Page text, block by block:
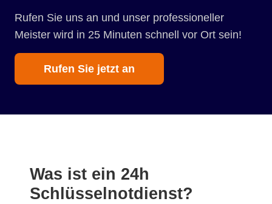
Rufen Sie uns an und unser professioneller
Meister wird in 25 Minuten schnell vor Ort sein!
Rufen Sie jetzt an
Was ist ein 24h
Schlüsselnotdienst?